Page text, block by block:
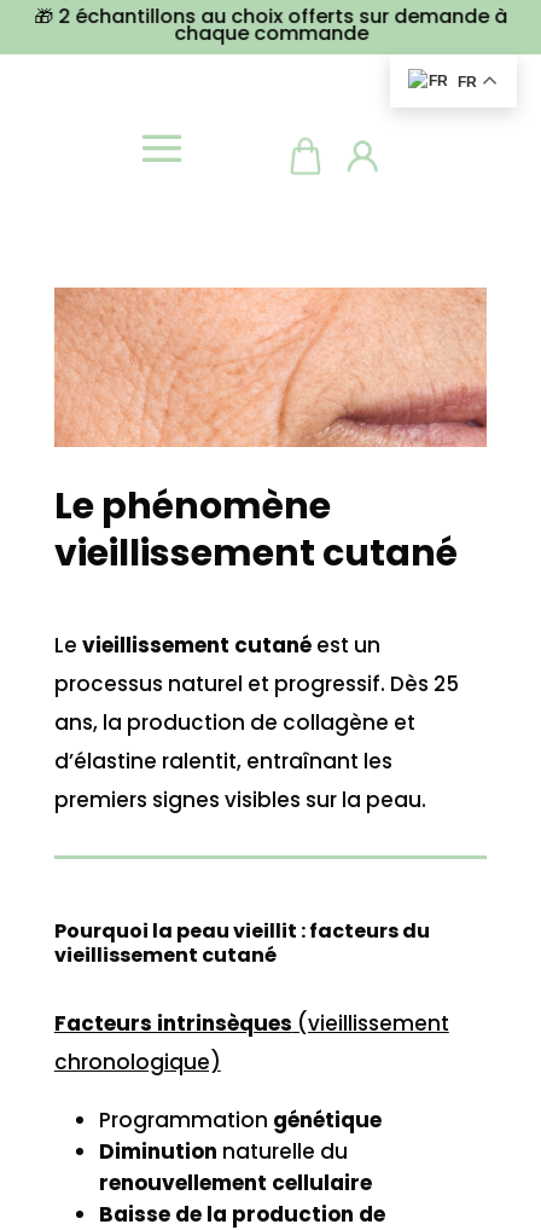
🎁 2 échantillons au choix offerts sur demande à
chaque commande
Le phénomène
vieillissement cutané
Le vieillissement cutanéest un
processus naturel et progressif. Dès 25
ans, la production de collagène et
d’élastine ralentit, entraînant les
premiers signes visibles sur la peau.
Pourquoi la peau vieillit : facteurs du
vieillissement cutané
Facteurs intrinsèques (vieillissement
chronologique)
Programmation génétique
Diminution naturelle du
renouvellement cellulaire
Baisse de la production de
FR